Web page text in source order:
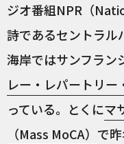
ジオ番組NPR（
詩であるセントラル
海岸ではサンフラン
レー・レパートリー
っている。とくにマ
（Mass MoCA） で